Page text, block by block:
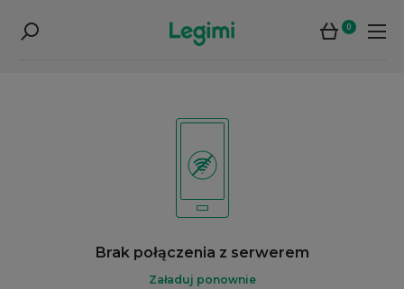
0
Brak połączenia z serwerem
Załaduj ponownie